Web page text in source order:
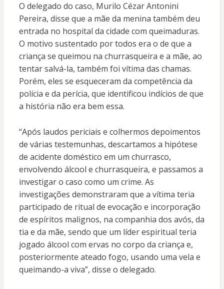
O delegado do caso, Murilo Cézar Antonini
Pereira, disse que a mãe da menina também deu
entrada no hospital da cidade com queimaduras.
O motivo sustentado por todos era o de que a
criança se queimou na churrasqueira e a mãe, ao
tentar salvá-la, também foi vítima das chamas.
Porém, eles se esqueceram da competência da
polícia e da perícia, que identificou indícios de que
a história não era bem essa.
“Após laudos periciais e colhermos depoimentos
de várias testemunhas, descartamos a hipótese
de acidente doméstico em um churrasco,
envolvendo álcool e churrasqueira, e passamos a
investigar o caso como um crime. As
investigações demonstraram que a vítima teria
participado de ritual de evocação e incorporação
de espíritos malignos, na companhia dos avós, da
tia e da mãe, sendo que um líder espiritual teria
jogado álcool com ervas no corpo da criança e,
posteriormente ateado fogo, usando uma vela e
queimando-a viva”, disse o delegado.